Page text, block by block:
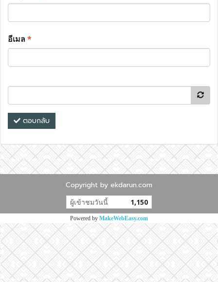
อีเมล*
ตอบกลับ
Copyright by ekdarun.com
ผู้เข้าชมวันนี้ 1,150
Powered by MakeWebEasy.com